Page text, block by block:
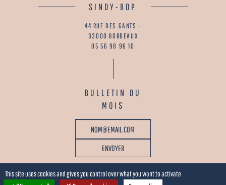
SINDY-BOP
44 RUE DES GANTS -
33000 BORDEAUX
05 56 98 96 10
BULLETIN DU
MOIS
This site uses cookies and gives you control over what you want to activate